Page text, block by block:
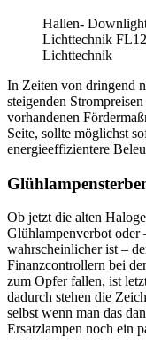
Hallen-
Lichttechnik
Lichttechnik
In Zeiten von dringend
steigenden
vorhandenen
Seite, sollte möglichst
energieeffizientere
Ob jetzt die alten
Glühlampenverbot oder
wahrscheinlicher ist –
Finanzcontrollern bei
zum Opfer fallen, ist
dadurch stehen die
selbst wenn man das
Ersatzlampen noch ein